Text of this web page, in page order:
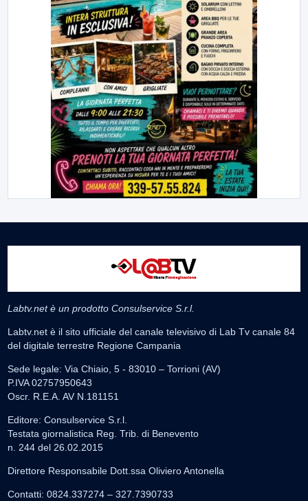
Labtv.net è un prodotto Consulservice S.r.l.
Labtv.net è il sito ufficiale del canale televisivo di Lab Tv canale 84
del digitale terrestre Regione Campania
Sede legale: Via Chiaio, 5 - 83010 – Torrioni (AV)
P.IVA 02757950643
Oscr. R.E.A. AV N.181151
Editore: Consulservice S.r.l.
Testata giornalistica Reg. Trib. di Benevento
n. 244 del 26.02.2015
Direttore Responsabile Dott.ssa Oliviero Antonella
Contatti: 0824.337274 – 327.7390733